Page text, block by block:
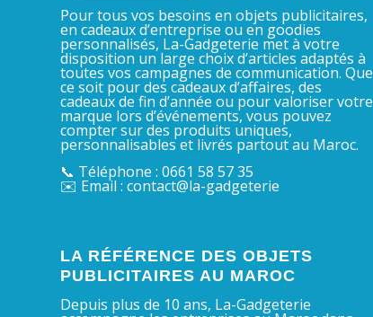
Pour tous vos besoins en objets publicitaires,
en cadeaux d’entreprise ou en goodies
personnalisés, La-Gadgeterie met à votre
disposition un large choix d’articles adaptés à
toutes vos campagnes de communication. Que
ce soit pour des cadeaux d’affaires, des
cadeaux de fin d’année ou pour valoriser votre
marque lors d’événements, vous pouvez
compter sur des produits uniques,
personnalisables et livrés partout au Maroc.
📞 Téléphone : 0661 58 57 35
✉️ Email : contact@la-gadgeterie
LA RÉFÉRENCE DES OBJETS
PUBLICITAIRES AU MAROC
Depuis plus de 10 ans, La-Gadgeterie